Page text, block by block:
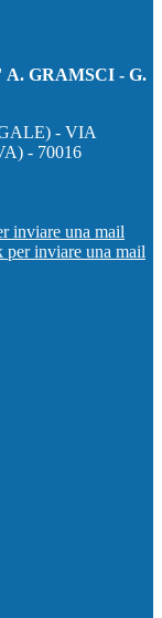
GRAMSCI - G.
- VIA
- 70016
inviare una mail
per inviare una mail